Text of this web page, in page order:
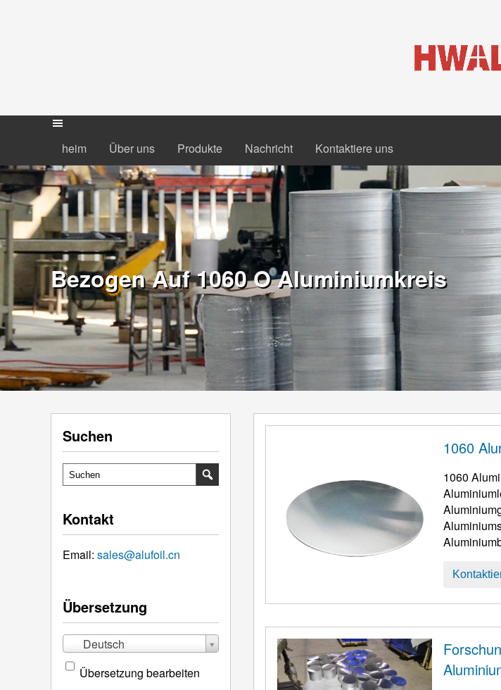
heim Über uns Produkte Nachricht Kontaktiere uns
Bezogen Auf 1060 O Aluminiumkreis
Suchen
Kontakt
Email: sales@alufoil.cn
Übersetzung
Deutsch
Übersetzung bearbeiten
1060
1060